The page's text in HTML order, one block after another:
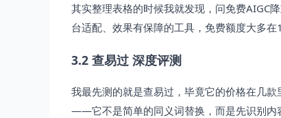
其实整理表格的时候我就发现，问免费AIGC
台适配、效果有保障的工具，免费额度大多
3.2 查易过 深度评测
我最先测的就是查易过，毕竟它的价格在几
——它不是简单的同义词替换，而是先识别内